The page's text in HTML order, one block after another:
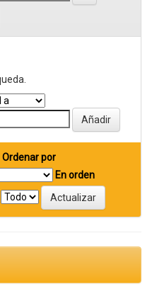
Ordenar por
En orden